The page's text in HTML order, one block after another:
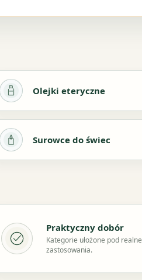
Olejki eteryczne
Surowce do świec
Praktyczny dobór
Kategorie ułożone pod realne
zastosowania.